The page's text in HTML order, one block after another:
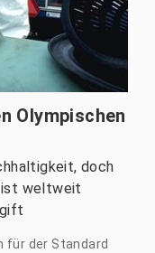
Olympischen
doch
ist weltweit
für der Standard